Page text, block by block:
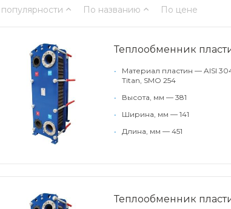
По названию По цене
Теплообменник
•
Материал пластин — AISI
Titan, SMO 254
•
Высота, мм — 381
•
Ширина, мм — 141
•
Длина, мм — 451
Теплообменник